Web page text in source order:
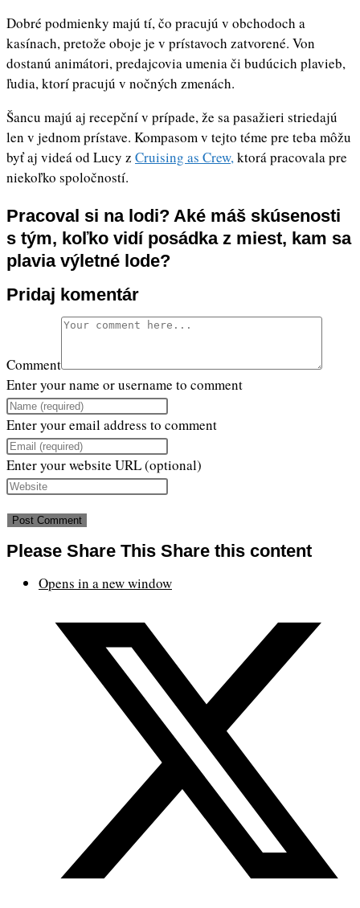
Dobré podmienky majú tí, čo pracujú v obchodoch a
kasínach, pretože oboje je v prístavoch zatvorené. Von
dostanú animátori, predajcovia umenia či budúcich plavieb,
ľudia, ktorí pracujú v nočných zmenách.
Šancu majú aj recepční v prípade, že sa pasažieri striedajú
len v jednom prístave. Kompasom v tejto téme pre teba môžu
byť aj videá od Lucy z Cruising as Crew,ktorá pracovala pre
niekoľko spoločností.
Pracoval si na lodi? Aké máš skúsenosti
s tým, koľko vidí posádka z miest, kam sa
plavia výletné lode?
Pridaj komentár
Comment
Enter your name or username to comment
Enter your email address to comment
Enter your website URL (optional)
Please Share This Share this content
Opens in a new window